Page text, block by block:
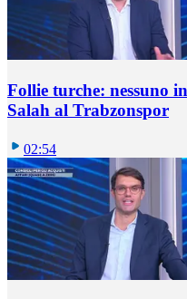
Follie turche: nessuno
Salah al Trabzonspor
02:54